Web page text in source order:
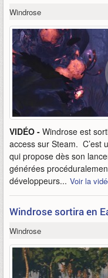
Windrose
VIDÉO - Windrose est
access sur Steam. C’est
qui propose dès son
générées
développeurs... Voir la
Windrose sortira en
Windrose